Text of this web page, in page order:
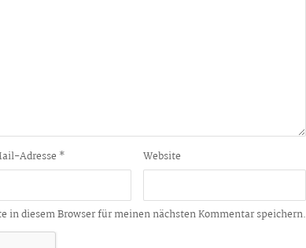
Adresse * Website
in diesem Browser für meinen nächsten Kommentar speichern.